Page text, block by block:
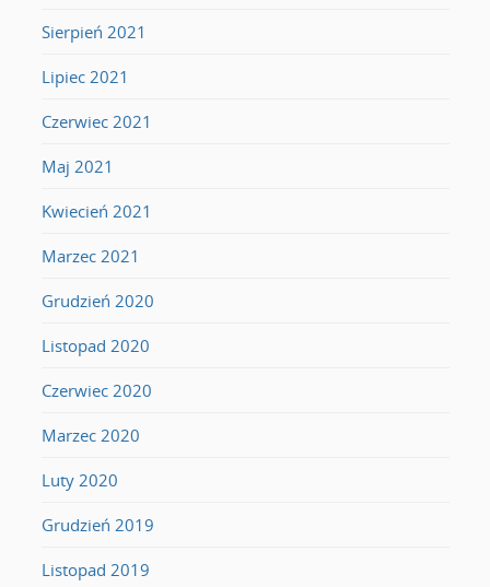
Sierpień 2021
Lipiec 2021
Czerwiec 2021
Maj 2021
Kwiecień 2021
Marzec 2021
Grudzień 2020
Listopad 2020
Czerwiec 2020
Marzec 2020
Luty 2020
Grudzień 2019
Listopad 2019